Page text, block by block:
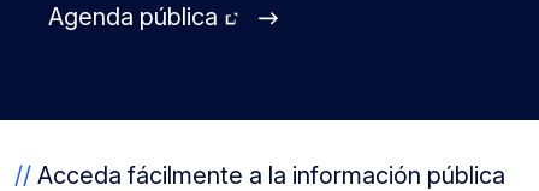
Agenda pública
// Acceda fácilmente a la información pública